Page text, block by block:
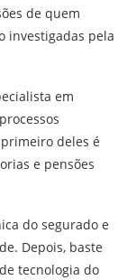
de quem
investigadas pela
em
deles é
e pensões
do segurado e
Depois, baste
tecnologia do